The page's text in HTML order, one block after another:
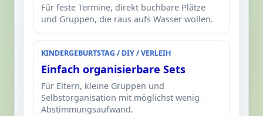
Für feste Termine, direkt buchbare Plätze
und Gruppen, die raus aufs Wasser wollen.
KINDERGEBURTSTAG / DIY / VERLEIH
Einfach organisierbare Sets
Für Eltern, kleine Gruppen und
Selbstorganisation mit möglichst wenig
Abstimmungsaufwand.